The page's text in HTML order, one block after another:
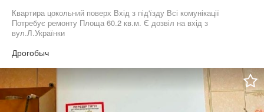
Квартира цокольний поверх Вхід з під'їзду Всі комунікації
Потребує ремонту Площа 60.2 кв.м. Є дозвіл на вхід з
вул.Л.Українки
Дрогобыч